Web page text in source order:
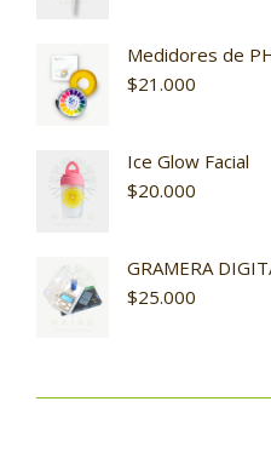
Medidores de
$21.000
Ice Glow Facial
$20.000
GRAMERA
$25.000